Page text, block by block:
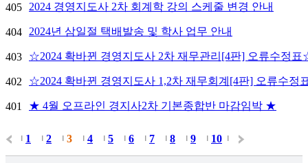
405 2024 경영지도사 2차 회계학 강의 스케줄 변경 안내
404 2024년 삼일절 택배발송 및 학사 업무 안내
403 ☆2024 확바뀐 경영지도사 2차 재무관리[4판] 오류수정
402 ☆2024 확바뀐 경영지도사 1,2차 재무회계[4판] 오류수정
401 ★ 4월 오프라인 경지사2차 기본종합반 마감임박 ★
1 2 3 4 5 6 7 8 9 10